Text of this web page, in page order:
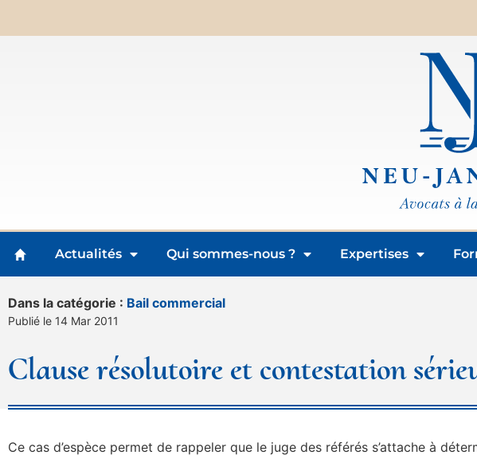
Actualités Qui sommes-nous ? Expertises
Dans la catégorie : Bail commercial
Publié le 14 Mar 2011
Clause résolutoire et contestation
Ce cas d’espèce permet de rappeler que le juge des référés s’attache à